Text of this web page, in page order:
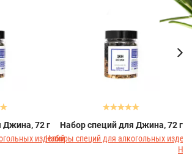
Джина, 72 г
изделий
Набор специй для Джина, 72 г
Наборы специй для алкогольных